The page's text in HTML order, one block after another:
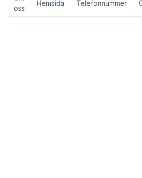
oss
Hemsida Telefonnummer